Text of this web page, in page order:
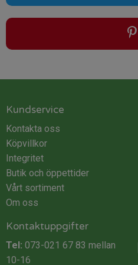
Kundservice
Kontakta oss
Köpvillkor
Integritet
Butik och öppettider
Vårt sortiment
Om oss
Kontaktuppgifter
Tel: 073-021 67 83 mellan
10-16